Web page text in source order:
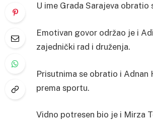
U ime Grada Sarajeva
Emotivan govor održao je i
zajednički rad i druženja.
Prisutnima se obratio i
prema sportu.
Vidno potresen bio je i Mirza